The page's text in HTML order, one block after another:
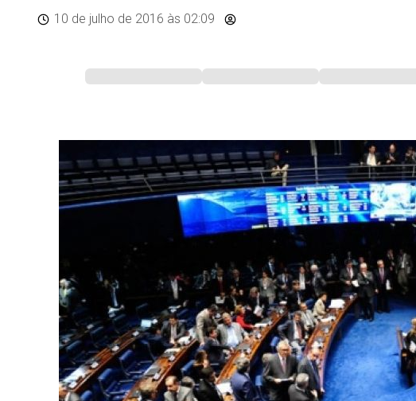
10 de julho de 2016 às 02:09